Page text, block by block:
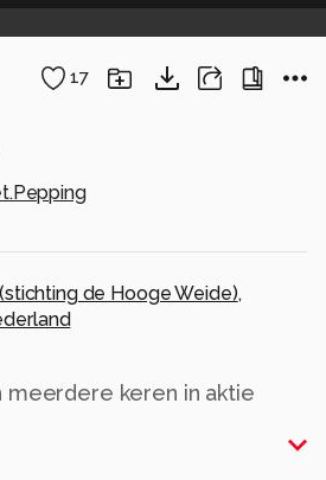
17
de Hooge Weide),
meerdere keren in aktie